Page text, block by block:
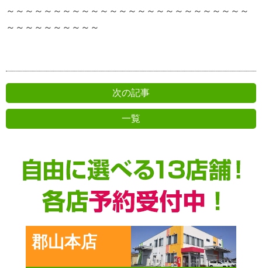
～～～～～～～～～～～～～～～～～～～～～～～～～～
～～～～～～～～～～
次の記事
一覧
郡山本店